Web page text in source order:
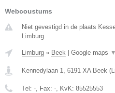
Webcoustums
Niet gevestigd in de plaats
Limburg.
Limburg » Beek Google maps ▼
Kennedylaan 1, 6191 XA Beek (
Tel: -, Fax: -, KvK: 85525553